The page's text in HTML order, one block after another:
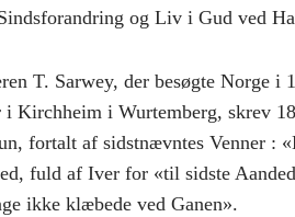
og Liv i Gud ved
T. Sarwey, der besøgte Norge
i Kirchheim i Wurtemberg, skrev
fortalt af sidstnævntes Venner :
fuld af Iver for «til sidste
ikke klæbede ved Ganen».